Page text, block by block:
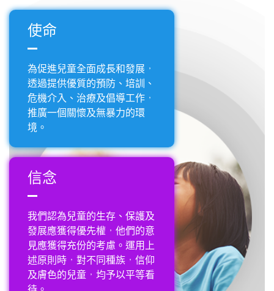
使命
為促進兒童全面成長和發展，
透過提供優質的預防、培訓、
危機介入、治療及倡導工作，
推廣一個關懷及無暴力的環
境。
信念
我們認為兒童的生存、保護及
發展應獲得優先權，他們的意
見應獲得充份的考慮。運用上
述原則時，對不同種族，信仰
及膚色的兒童，均予以平等看